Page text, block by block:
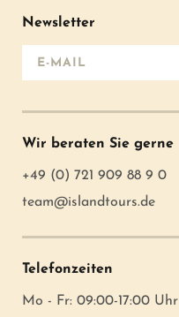
Newsletter
E-Mail-Adresse
Wir beraten Sie gerne
+49 (0) 721 909 88 9 0
team@islandtours.de
Telefonzeiten
Mo - Fr: 09:00-17:00 Uhr